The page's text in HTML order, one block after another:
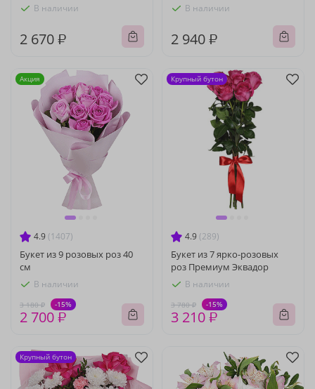
В наличии
2 670 ₽
В наличии
2 940 ₽
4.9 (1407)
Букет из 9 розовых роз 40
см
В наличии
3 180 ₽ -15%
2 700 ₽
Акция
4.9 (289)
Букет из 7 ярко-розовых
роз Премиум Эквадор
В наличии
3 780 ₽ -15%
3 210 ₽
Крупный бутон
Крупный бутон